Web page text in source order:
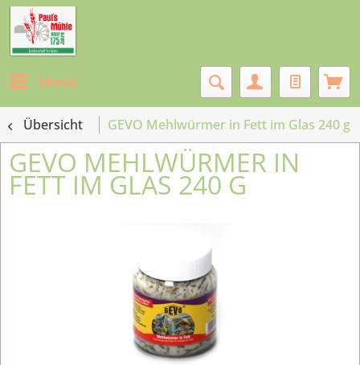
Menü
Übersicht GEVO Mehlwürmer in Fett im Glas 240 g
GEVO MEHLWÜRMER IN
FETT IM GLAS 240 G